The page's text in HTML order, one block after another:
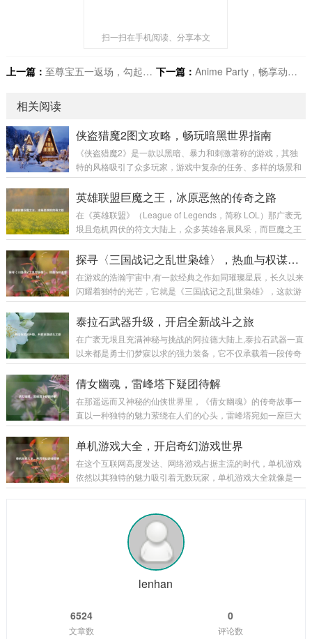
扫一扫在手机阅读、分享本文
上一篇： 至尊宝五一返场，勾起玩家青春回忆 下一篇： Anime Party，畅享动漫世界欢乐盛宴
相关阅读
侠盗猎魔2图文攻略，畅玩暗黑世界指南
《侠盗猎魔2》是一款以黑暗、暴力和刺激著称的游戏，其独
特的风格吸引了众多玩家，游戏中复杂的任务、多样的场景和
富有挑战性的战斗让不少玩家感到困惑，本文将为大家带来一
份详细的图文攻略，助力玩家顺利通关,深入体验这款游戏的魅
力。 游戏初始准备 在开始游戏前，需要对游戏的基本操作有一
定了解。《侠盗猎魔2》的操作较为丰富，包括移动、攻击、
潜行等多个方面。 移动操作：使用键盘的方向键或者W、A、
度会有不同的效果，比如快速奔...
英雄联盟巨魔之王，冰原恶煞的传奇之路
在《英雄联盟》（League of Legends，简称 LOL）那广袤无
垠且危机四伏的符文大陆上，众多英雄各展风采，而巨魔之王
特朗德尔宛如冰原上的一座巍峨巨峰，散发着令人胆寒的气息,
书写着属于自己的独特传奇。 巨魔之王特朗德尔出生于弗雷尔
卓德那片终年被冰雪覆盖的土地，这片严酷的环境塑造了他坚
韧不拔且凶狠残暴的性格，弗雷尔卓德的冰原上，部落林立，
为了争夺有限的资源，各个部落之间时常爆发激烈的冲突，特
胁让他们的生存岌岌可危...
探寻〈三国战记之乱世枭雄〉，热血与权谋交织
在游戏的浩瀚宇宙中,有一款经典之作如同璀璨星辰，长久以来
闪耀着独特的光芒，它就是《三国战记之乱世枭雄》，这款游
戏以其丰富的玩法、精彩的剧情和深入人心的角色设定，带领
玩家穿越回那个群雄逐鹿、战火纷飞的三国乱世。 《三国战记
之乱世枭雄》以东汉末年的三国时期为宏大背景，这个时期，
汉室衰微，天下大乱，各路诸侯纷纷崛起，形成了一个个强大
的军事集团，游戏巧妙地将历史上的重大事件和著名战役融入
战曹操以少胜多击败袁绍，奠定统一北方的基础...
泰拉石武器升级，开启全新战斗之旅
在广袤无垠且充满神秘与挑战的阿拉德大陆上,泰拉石武器一直
以来都是勇士们梦寐以求的强力装备，它不仅承载着一段传奇
的历史，更以其独特的属性和强大的威力，在无数次惊心动魄
的战斗中陪伴着勇士们披荆斩棘，而泰拉石武器的升级，更是
为这场冒险之旅增添了全新的色彩和无限的可能。 泰拉石武器
的诞生源于古老的泰拉文明,传说中，泰拉文明曾经无比辉煌，
其锻造技术更是达到了登峰造极的境界，泰拉石便是那个时代
经千辛万苦，收集齐所需的材料，成功锻造出...
倩女幽魂，雷峰塔下疑团待解
在那遥远而又神秘的仙侠世界里，《倩女幽魂》的传奇故事一
直以一种独特的魅力萦绕在人们的心头，雷峰塔宛如一座巨大
的谜团，矗立在烟雨朦胧的江南大地，引得无数侠客、修道之
士纷纷前来探寻其中隐藏的秘密。 雷峰塔，本是镇压妖邪之物
的神圣之地，在《倩女幽魂》的世界中，它却逐渐成为了一个
充满诡异和谜团的存在，关于雷峰塔的传说层出不穷，有人说
塔中封印着上古时期的强大妖邪，其怨念化作了阴云，笼罩着
月圆之夜,就会有诡异的事件发生。 有一位年...
单机游戏大全，开启奇幻游戏世界
在这个互联网高度发达、网络游戏占据主流的时代，单机游戏
依然以其独特的魅力吸引着无数玩家，单机游戏大全就像是一
座宝库，为玩家们提供了各种各样精彩纷呈的游戏体验,让我们
机游戏是单机游戏大全中非常受欢迎的一个类别，以《上古卷
轴 5：天际》为例，这款游戏构建了一个宏大而开放的奇幻世
界，玩家可以自由地探索天际省的每一寸土地，与各种种族的
NPC互动，学习魔法、剑术等技能，完成丰富多样的任务，游
戏中丰富的剧情线和角色发展系统，让...
lenhan
6524
文章数
0
评论数